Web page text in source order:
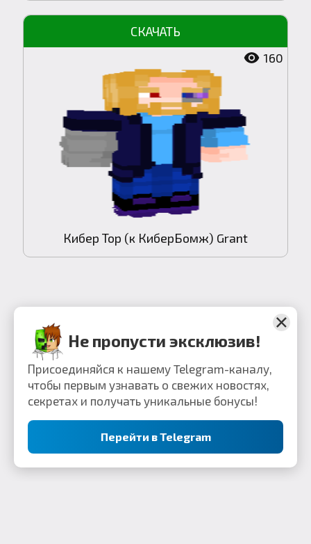
160
Кибер Тор (к КиберБомж) Grant
Не пропусти эксклюзив!
Присоединяйся к нашему Telegram-каналу,
чтобы первым узнавать о свежих новостях,
секретах и получать уникальные бонусы!
Перейти в Telegram